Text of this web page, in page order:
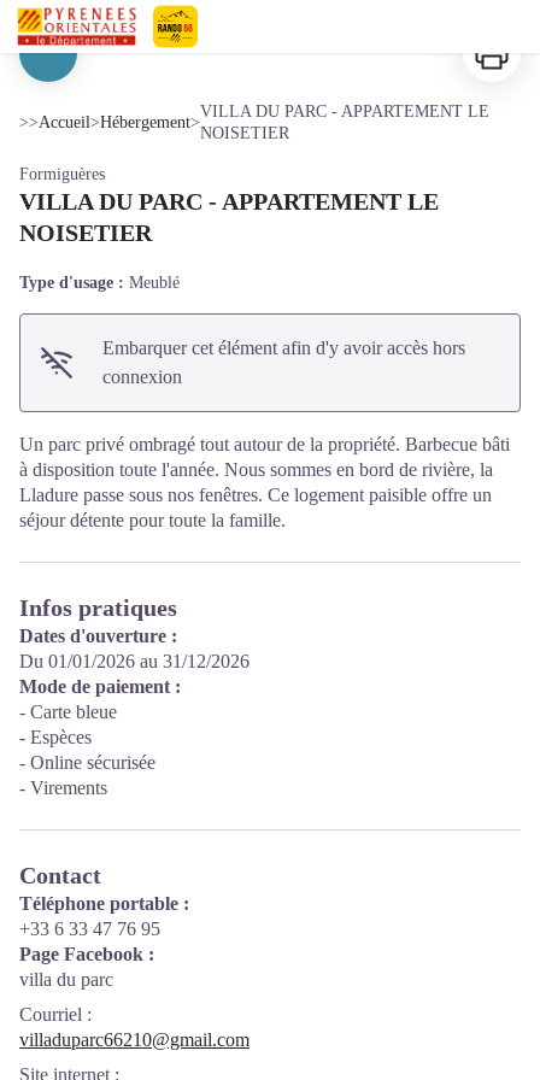
VILLA DU PARC - APPARTEMENT LE NOISETIER
>>Accueil>Hébergement>
VILLA DU PARC - APPARTEMENT LE
NOISETIER
Formiguères
VILLA DU PARC - APPARTEMENT LE
NOISETIER
Type d'usage : Meublé
Embarquer cet élément afin d'y avoir accès hors
connexion
Un parc privé ombragé tout autour de la propriété. Barbecue bâti
à disposition toute l'année. Nous sommes en bord de rivière, la
Lladure passe sous nos fenêtres. Ce logement paisible offre un
séjour détente pour toute la famille.
Infos pratiques
Dates d'ouverture :
Du 01/01/2026 au 31/12/2026
Mode de paiement :
- Carte bleue
- Espèces
- Online sécurisée
- Virements
Contact
Téléphone portable :
+33 6 33 47 76 95
Page Facebook :
villa du parc
Courriel :
villaduparc66210@gmail.com
Site internet :